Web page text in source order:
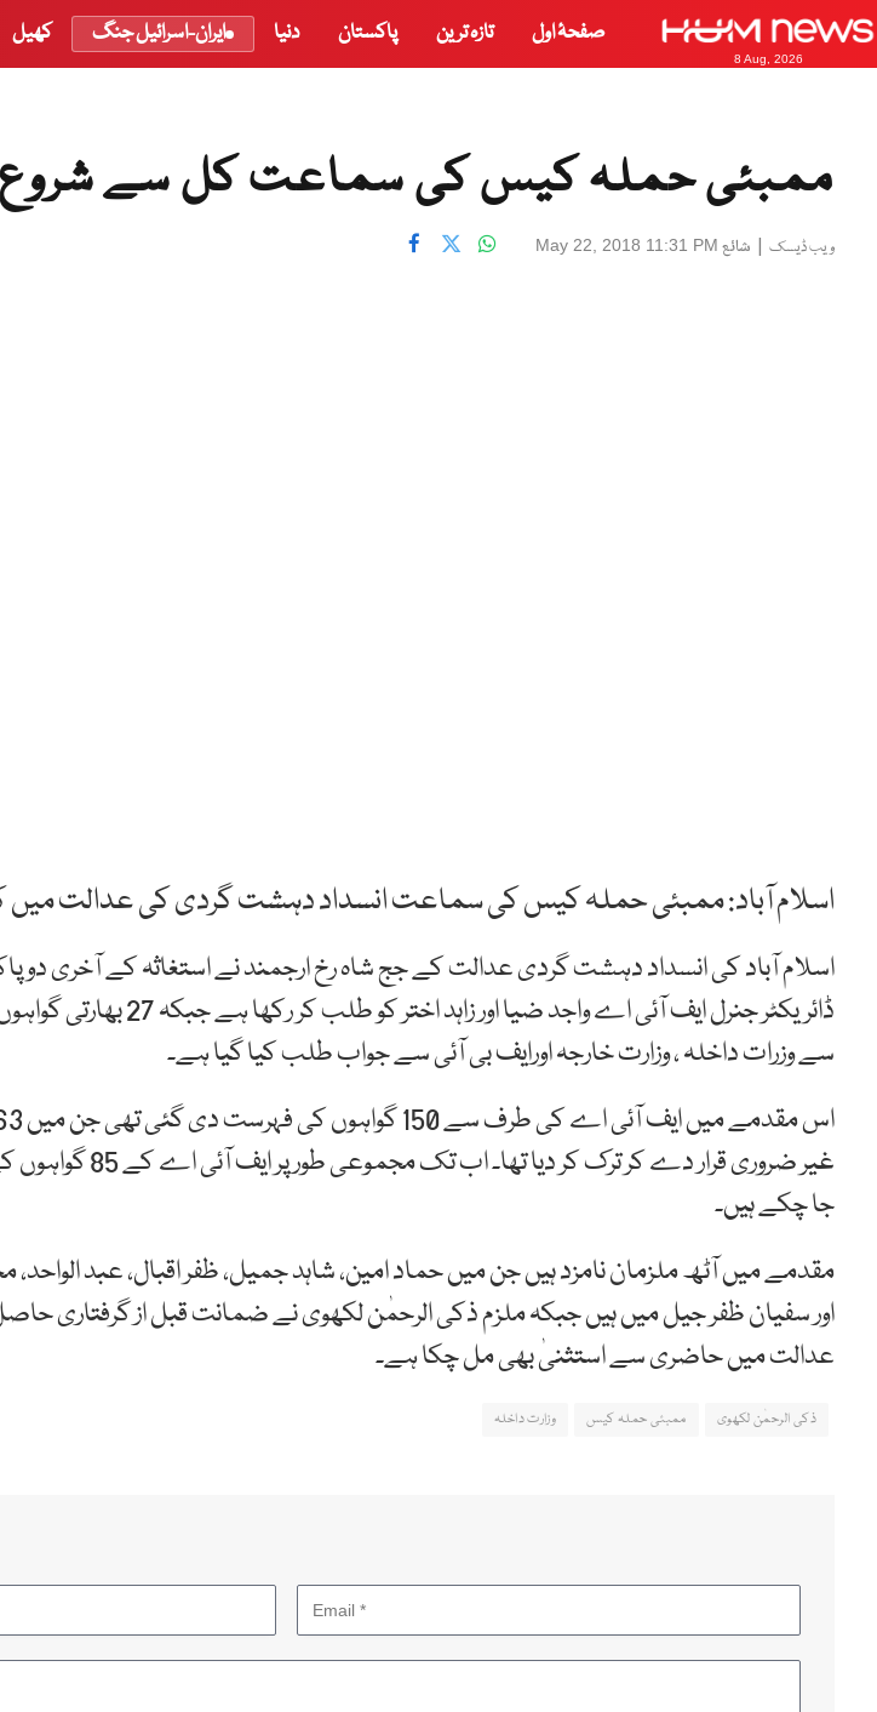
8 Aug, 2026
صفحۂ اول تازہ ترین پاکستان دنیا ایران-اسرائیل جنگ کھیل
ممبئی حملہ کیس کی سماعت کل سے
ویب ڈیسک | شائع May 22, 2018 11:31 PM
اسلام آباد: ممبئی حملہ کیس کی سماعت انسداد دہشت گردی کی عدالت
اسلام آباد کی انسداد دہشت گردی عدالت کے جج شاہ رخ ارجمند نے استغاثہ کے آخری دو
ڈائریکٹر جنرل ایف آئی اے واجد ضیا
سے وزرات داخلہ ، وزارت خارجہ اورایف بی آئی سے جواب طلب کیا گیا ہے۔
غیر ضروری قرار دے کر ترک کر
جا چکے ہیں۔
مقدمے میں آٹھ ملزمان نامزد ہیں جن میں حماد امین، شاہد جمیل، ظفر اقبال، عبد
اور سفیان ظفر جیل میں ہیں جبکہ ملزم ذکی الرحمٰن لکھوی نے ضمانت قبل از گرفتاری
عدالت میں حاضری سے استثنیٰ بھی مل چکا ہے۔
ذکی الرحمٰن لکھوی ممبئی حملہ کیس وزارت داخلہ